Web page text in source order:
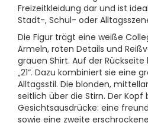
Freizeitkleidung dar und ist
Stadt-, Schul- oder
Die Figur trägt eine weiße
Ärmeln, roten Details und
grauen Shirt. Auf der
„21“. Dazu kombiniert sie eine
Alltagsstil. Die blonden,
seitlich über die Stirn. Der Kopf
Gesichtsausdrücke: eine
sowie eine zweite